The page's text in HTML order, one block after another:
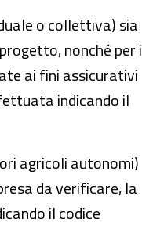
o collettiva) sia
nonché per i
ai fini assicurativi
indicando il
agricoli autonomi)
da verificare, la
il codice